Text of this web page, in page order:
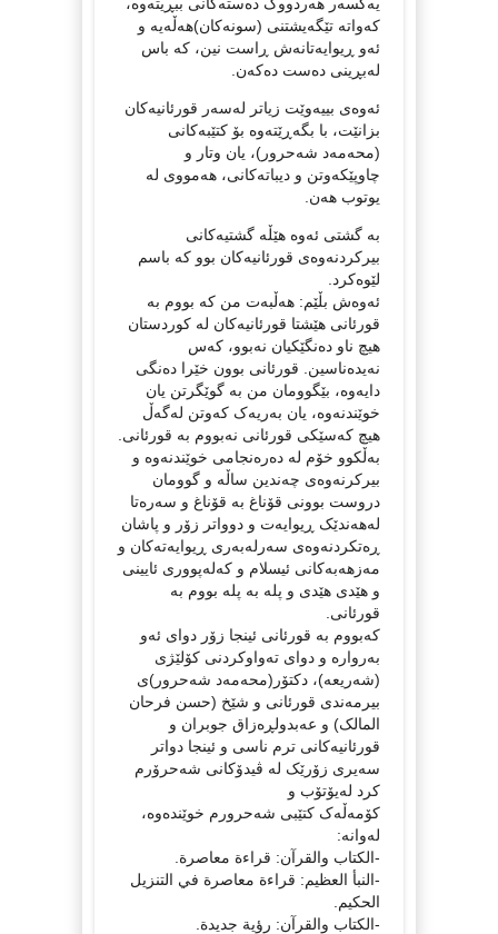
کەواتە تێگەیشتنی (سونەکان)هەڵەیە و
ئەو ڕیوایەتانەش ڕاست نین، کە باس
لەبڕینی دەست دەکەن.
ئەوەی بییەوێت زیاتر لەسەر قورئانیەکان
بزانێت، با بگەڕێتەوە بۆ کتێبەکانی
(محەمەد شەحرور)، یان وتار و
چاوپێکەوتن و دیباتەکانی، هەمووی لە
یوتوب هەن.
بە گشتی ئەوە هێڵە گشتیەکانی
بیرکردنەوەی قورئانیەکان بوو کە باسم
لێوەکرد.
ئەوەش بڵێم: هەڵبەت من کە بووم بە
قورئانی هێشتا قورئانیەکان لە کوردستان
هیچ ناو دەنگێکیان نەبوو، کەس
نەیدەناسین. قورئانی بوون خێرا دەنگی
دایەوە، بێگوومان من بە گوێگرتن یان
خوێندنەوە، یان بەریەک کەوتن لەگەڵ
هیچ کەسێکی قورئانی نەبووم بە قورئانی.
بەڵکوو خۆم لە دەرەنجامی خوێندنەوە و
بیرکرنەوەی چەندین ساڵە و گوومان
دروست بوونی قۆناغ بە قۆناغ و سەرەتا
لەهەندێک ڕیوایەت و دوواتر زۆر و پاشان
ڕەتکردنەوەی سەرلەبەری ڕیوایەتەکان و
مەزهەبەکانی ئیسلام و کەلەپووری ئایینی
و هێدی هێدی و پلە بە پلە بووم بە
قورئانی.
کەبووم بە قورئانی ئینجا زۆر دوای ئەو
بەروارە و دوای تەواوکردنی کۆلێژی
(شەریعە)، دکتۆر(محەمەد شەحرور)ی
بیرمەندی قورئانی و شێخ (حسن فرحان
المالک) و عەبدولڕەزاق جوبران و
قورئانیەکانی ترم ناسی و ئینجا دواتر
سەیری زۆرێک لە ڤیدۆکانی شەحرۆرم
کرد لەیۆتۆب و
کۆمەڵەک کتێبی شەحرورم خوێندەوە،
لەوانە:
-الكتاب والقرآن: قراءة معاصرة.
-النبأ العظيم: قراءة معاصرة في التنزيل
الحكيم.
-الكتاب والقرآن: رؤية جديدة.